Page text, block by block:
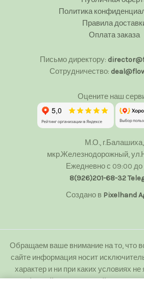
Политика
Правила
Оплата заказа
Письмо директору:
Сотрудничество:
Оцените наш
М.О., г.Балашиха,
мкр.Железнодорожный,
Ежедневно с 09:00 до
8(926)201-68-32
Создано в Pixelhand
Обращаем ваше внимание на то, что
сайте информация носит
характер и ни при каких условиях
офертой определяемой